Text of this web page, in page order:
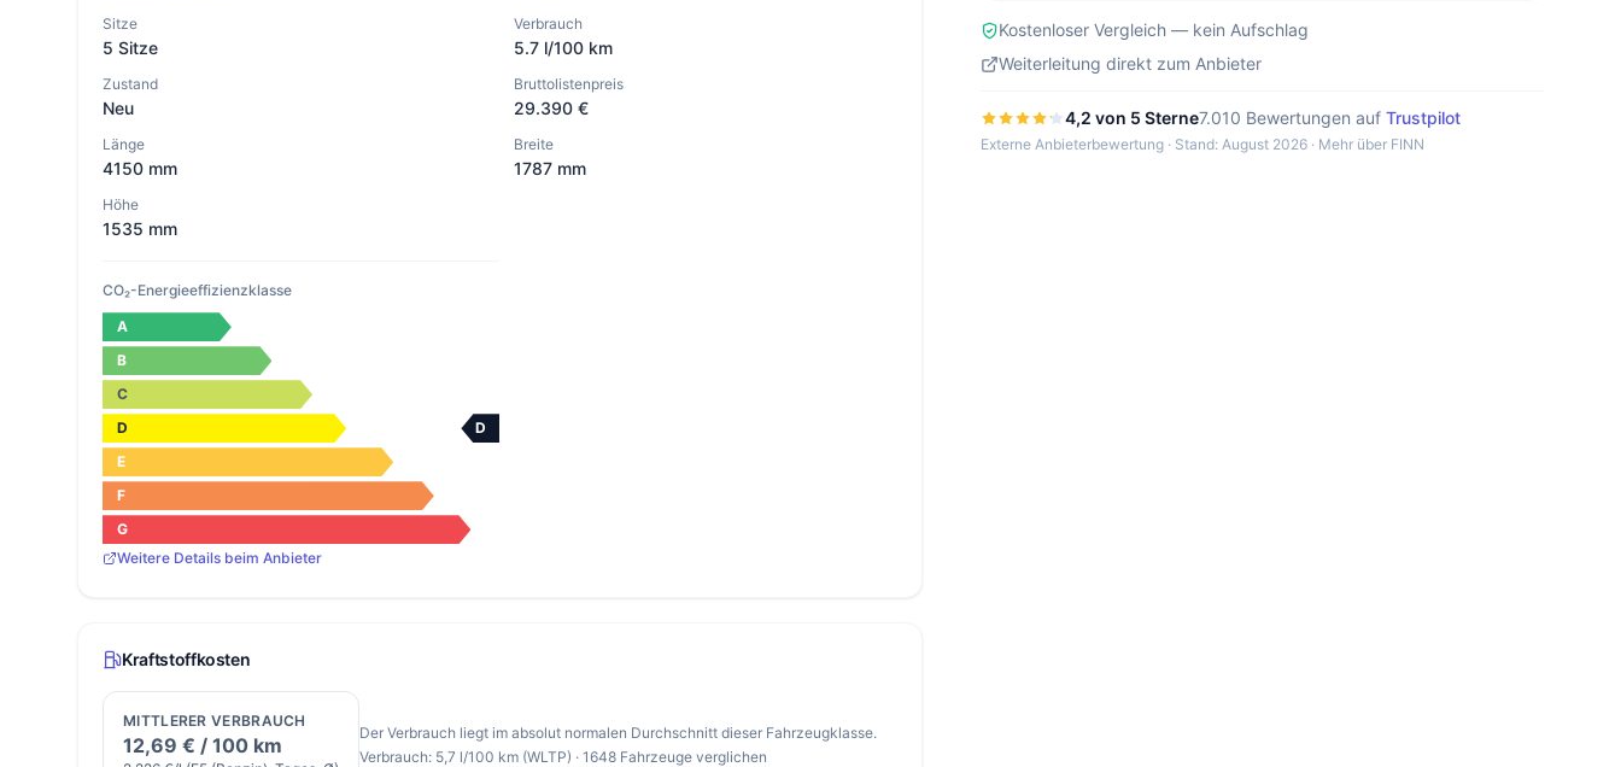
Kostenloser Vergleich — kein Aufschlag
Weiterleitung direkt zum Anbieter
4,2 von 5 Sterne7.010 Bewertungen auf Trustpilot
Externe Anbieterbewertung · Stand: August 2026 · Mehr über FINN
Sitze
5 Sitze
Verbrauch
5.7 l/100 km
Zustand
Neu
Bruttolistenpreis
29.390 €
Länge
4150 mm
Breite
1787 mm
Höhe
1535 mm
CO₂-Energieeffizienzklasse
A
B
C
D
D
E
F
G
Weitere Details beim Anbieter
Kraftstoffkosten
MITTLERER VERBRAUCH
12,69 € / 100 km
Der Verbrauch liegt im absolut normalen Durchschnitt dieser Fahrzeugklasse.
Verbrauch: 5,7 l/100 km (WLTP) · 1648 Fahrzeuge verglichen